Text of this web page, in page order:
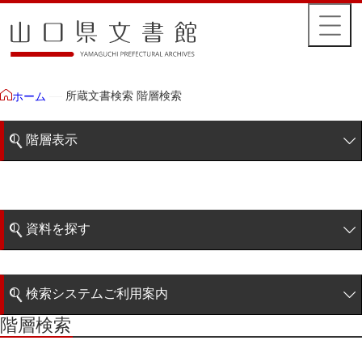
ホーム 所蔵文書検索 階層検索
階層表示
藩政文書
特定歴史公文書
諸家文書
資料を探す
階層検索
検索システムご利用案内
検索システムの利用について
階層検索